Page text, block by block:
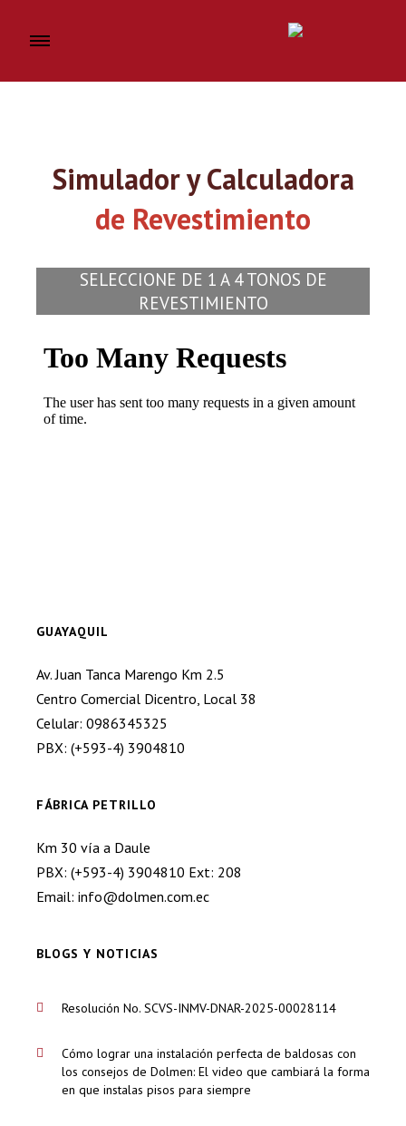
Simulador y Calculadora
de Revestimiento
SELECCIONE DE 1 A 4 TONOS DE
REVESTIMIENTO
GUAYAQUIL
Av. Juan Tanca Marengo Km 2.5
Centro Comercial Dicentro, Local 38
Celular: 0986345325
PBX: (+593-4) 3904810
FÁBRICA PETRILLO
Km 30 vía a Daule
PBX: (+593-4) 3904810 Ext: 208
Email: info@dolmen.com.ec
BLOGS Y NOTICIAS
Resolución No. SCVS-INMV-DNAR-2025-00028114
Cómo lograr una instalación perfecta de baldosas con
los consejos de Dolmen: El video que cambiará la forma
en que instalas pisos para siempre